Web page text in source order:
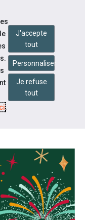
.
J'accepte
tout
Personnaliser
Je refuse
tout